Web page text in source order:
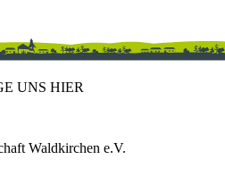
UNS HIER
Waldkirchen e.V.